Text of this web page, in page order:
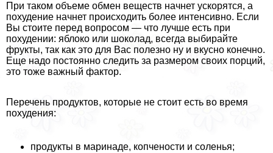
При таком объеме обмен веществ начнет ускорятся, а
похудение начнет происходить более интенсивно. Если
Вы стоите перед вопросом — что лучше есть при
похудении: яблоко или шоколад, всегда выбирайте
фрукты, так как это для Вас полезно ну и вкусно конечно.
Еще надо постоянно следить за размером своих порций,
это тоже важный фактор.
Перечень продуктов, которые не стоит есть во время
похудения:
продукты в маринаде, копчености и соленья;